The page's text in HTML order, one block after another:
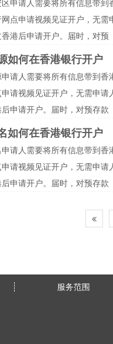
申请人需要将所有信息带
点申请视频见证开户，无
港后申请开户。届时，对预
如何在香港银行开户
请人需要将所有信息带到
请视频见证开户，无需申
申请开户。届时，对预存款
如何在香港银行开户
请人需要将所有信息带到
请视频见证开户，无需申
申请开户。届时，对预存款
服务范围